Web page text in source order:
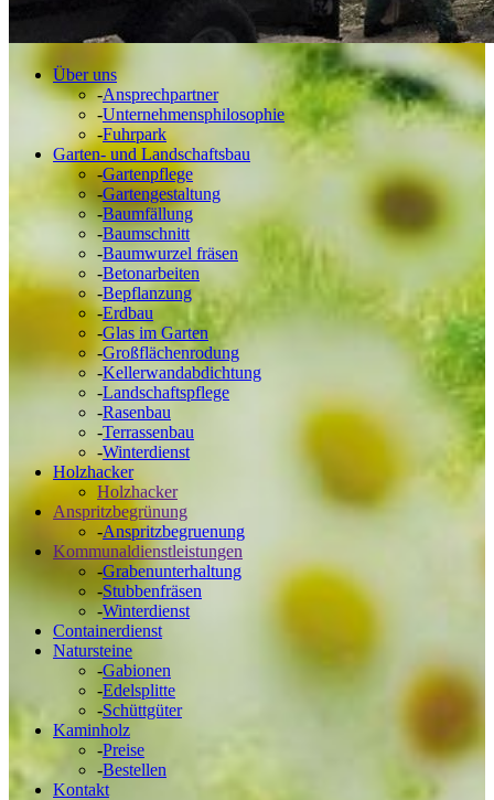
Über uns
-Ansprechpartner
-Unternehmensphilosophie
-Fuhrpark
Garten- und Landschaftsbau
-Gartenpflege
-Gartengestaltung
-Baumfällung
-Baumschnitt
-Baumwurzel fräsen
-Betonarbeiten
-Bepflanzung
-Erdbau
-Glas im Garten
-Großflächenrodung
-Kellerwandabdichtung
-Landschaftspflege
-Rasenbau
-Terrassenbau
-Winterdienst
Holzhacker
Holzhacker
Anspritzbegrünung
-Anspritzbegruenung
Kommunaldienstleistungen
-Grabenunterhaltung
-Stubbenfräsen
-Winterdienst
Containerdienst
Natursteine
-Gabionen
-Edelsplitte
-Schüttgüter
Kaminholz
-Preise
-Bestellen
Kontakt